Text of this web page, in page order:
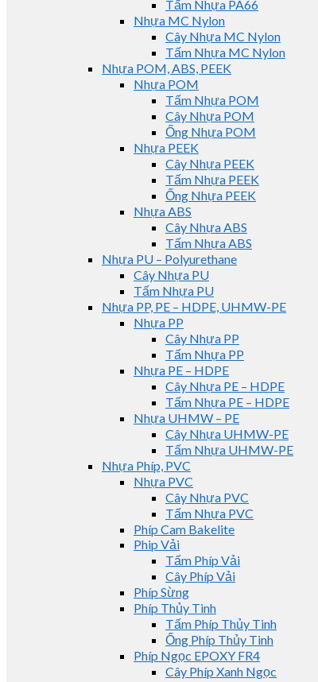
Tấm Nhựa PA66
Nhựa MC Nylon
Cây Nhựa MC Nylon
Tấm Nhựa MC Nylon
Nhựa POM, ABS, PEEK
Nhựa POM
Tấm Nhựa POM
Cây Nhựa POM
Ống Nhựa POM
Nhựa PEEK
Cây Nhựa PEEK
Tấm Nhựa PEEK
Ống Nhựa PEEK
Nhựa ABS
Cây Nhựa ABS
Tấm Nhựa ABS
Nhựa PU – Polyurethane
Cây Nhựa PU
Tấm Nhựa PU
Nhựa PP, PE – HDPE, UHMW-PE
Nhựa PP
Cây Nhựa PP
Tấm Nhựa PP
Nhựa PE – HDPE
Cây Nhựa PE – HDPE
Tấm Nhựa PE – HDPE
Nhựa UHMW – PE
Cây Nhựa UHMW-PE
Tấm Nhựa UHMW-PE
Nhựa Phíp, PVC
Nhựa PVC
Cây Nhựa PVC
Tấm Nhựa PVC
Phíp Cam Bakelite
Phip Vải
Tấm Phíp Vải
Cây Phíp Vải
Phíp Sừng
Phíp Thủy Tinh
Tấm Phíp Thủy Tinh
Ống Phíp Thủy Tinh
Phíp Ngọc EPOXY FR4
Cây Phíp Xanh Ngọc